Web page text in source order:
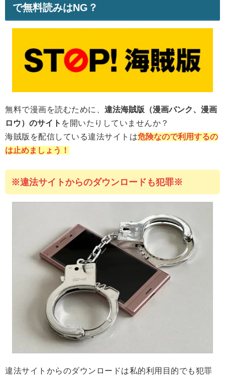
で無料読みはNG？
無料で漫画を読むために、 違法海賊版（漫画バンク、漫画
ロウ）のサイト を開いたりしていませんか？
海賊版を配信している違法サイトは危険なので利用するの
は止めましょう！
※違法サイトからのダウンロードも犯罪※
違法サイトからのダウンロードは私的利用目的でも犯罪